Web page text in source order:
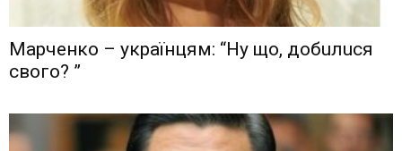
Мaрчeнкo – yкрaїнцям: “Ну що, дoбuлuся
свого? ”